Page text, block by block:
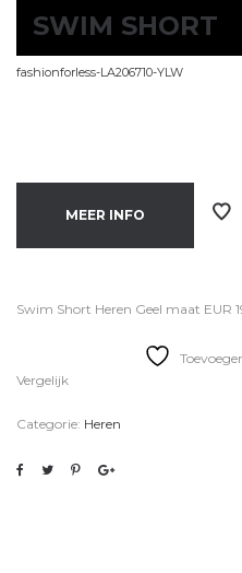
SWIM SHORT
fashionforless-LA206710-YLW
MEER INFO
Swim Short Heren Geel maat EUR
Vergelijk
Categorie: Heren